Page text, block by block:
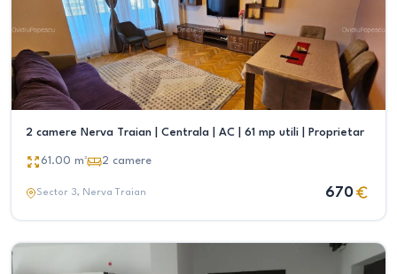
2 camere Nerva Traian | Centrala | AC | 61 mp utili | Proprietar
61.00 m² 2 camere
Sector 3, Nerva Traian 670